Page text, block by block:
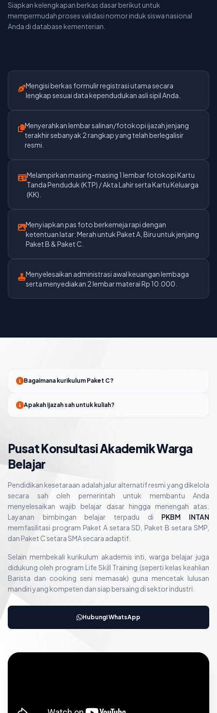
Siapkan kelengkapan berkas dasar berikut untuk
mempermudah proses validasi nomor induk siswa nasional
Anda di database kementerian.
Mengisi berkas formulir registrasi utama secara
lengkap sesuai data kependudukan asli sipil Anda.
Menyerahkan lembar salinan/fotokopi ijazah jenjang
terakhir sebanyak 2 rangkap yang telah berlegalisir
resmi.
Melampirkan masing-masing 1 lembar fotokopi Kartu
Tanda Penduduk (KTP) / Akta Lahir serta Kartu Keluarga
(KK).
Menyiapkan pas foto berkemeja rapi dengan
ketentuan latar: Merah untuk Paket A, Biru untuk jenjang
Paket B & Paket C.
Menyelesaikan administrasi awal keuangan lembaga
serta menyediakan 2 lembar materai Rp 10.000.
Bagaimana kurikulum Paket C?
Apakah ijazah sah untuk kuliah?
Pusat Konsultasi Akademik Warga
Belajar
Pendidikan kesetaraan adalah jalur alternatif resmi yang dikelola
secara sah oleh pemerintah untuk membantu Anda
menyelesaikan wajib belajar dasar hingga menengah atas.
Layanan bimbingan belajar terpadu di PKBM INTAN
memfasilitasi program Paket A setara SD, Paket B setara SMP,
dan Paket C setara SMA secara adaptif.
Selain membekali kurikulum akademis inti, warga belajar juga
didukung oleh program Life Skill Training (seperti kelas keahlian
Barista dan cooking seni memasak) guna mencetak lulusan
mandiri yang kompeten dan siap bersaing di sektor industri.
Hubungi WhatsApp